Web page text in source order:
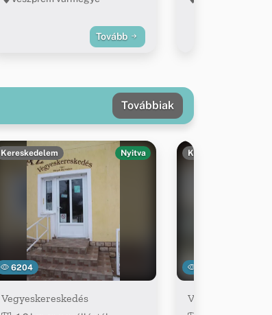
Tovább
Továbbiak
6204
Kereskedelem Nyitva
Vegyeskereskedés
Kereskedelem
Vegyesbolt / Teri